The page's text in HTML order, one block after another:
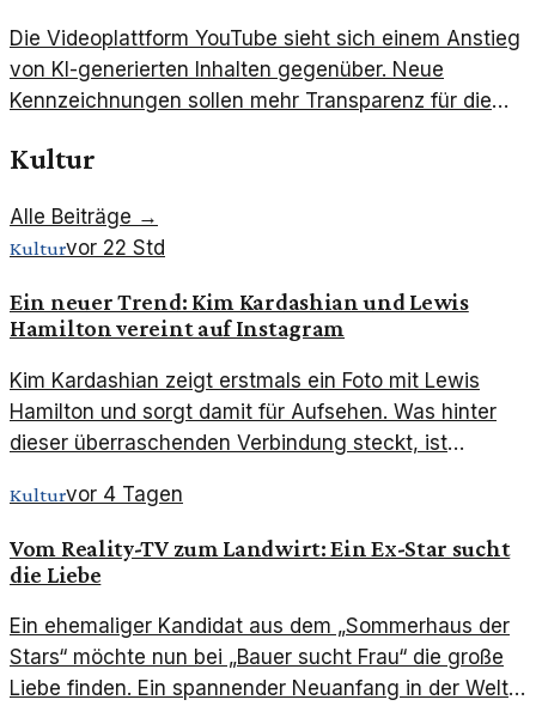
Die Videoplattform YouTube sieht sich einem Anstieg
von KI-generierten Inhalten gegenüber. Neue
Kennzeichnungen sollen mehr Transparenz für die
Kultur
Alle Beiträge →
Kulturvor 22 Std
Ein neuer Trend: Kim Kardashian und Lewis
Hamilton vereint auf Instagram
Kim Kardashian zeigt erstmals ein Foto mit Lewis
Hamilton und sorgt damit für Aufsehen. Was hinter
dieser überraschenden Verbindung steckt, ist
Kulturvor 4 Tagen
Vom Reality-TV zum Landwirt: Ein Ex-Star sucht
die Liebe
Ein ehemaliger Kandidat aus dem „Sommerhaus der
Stars“ möchte nun bei „Bauer sucht Frau“ die große
Liebe finden. Ein spannender Neuanfang in der Welt